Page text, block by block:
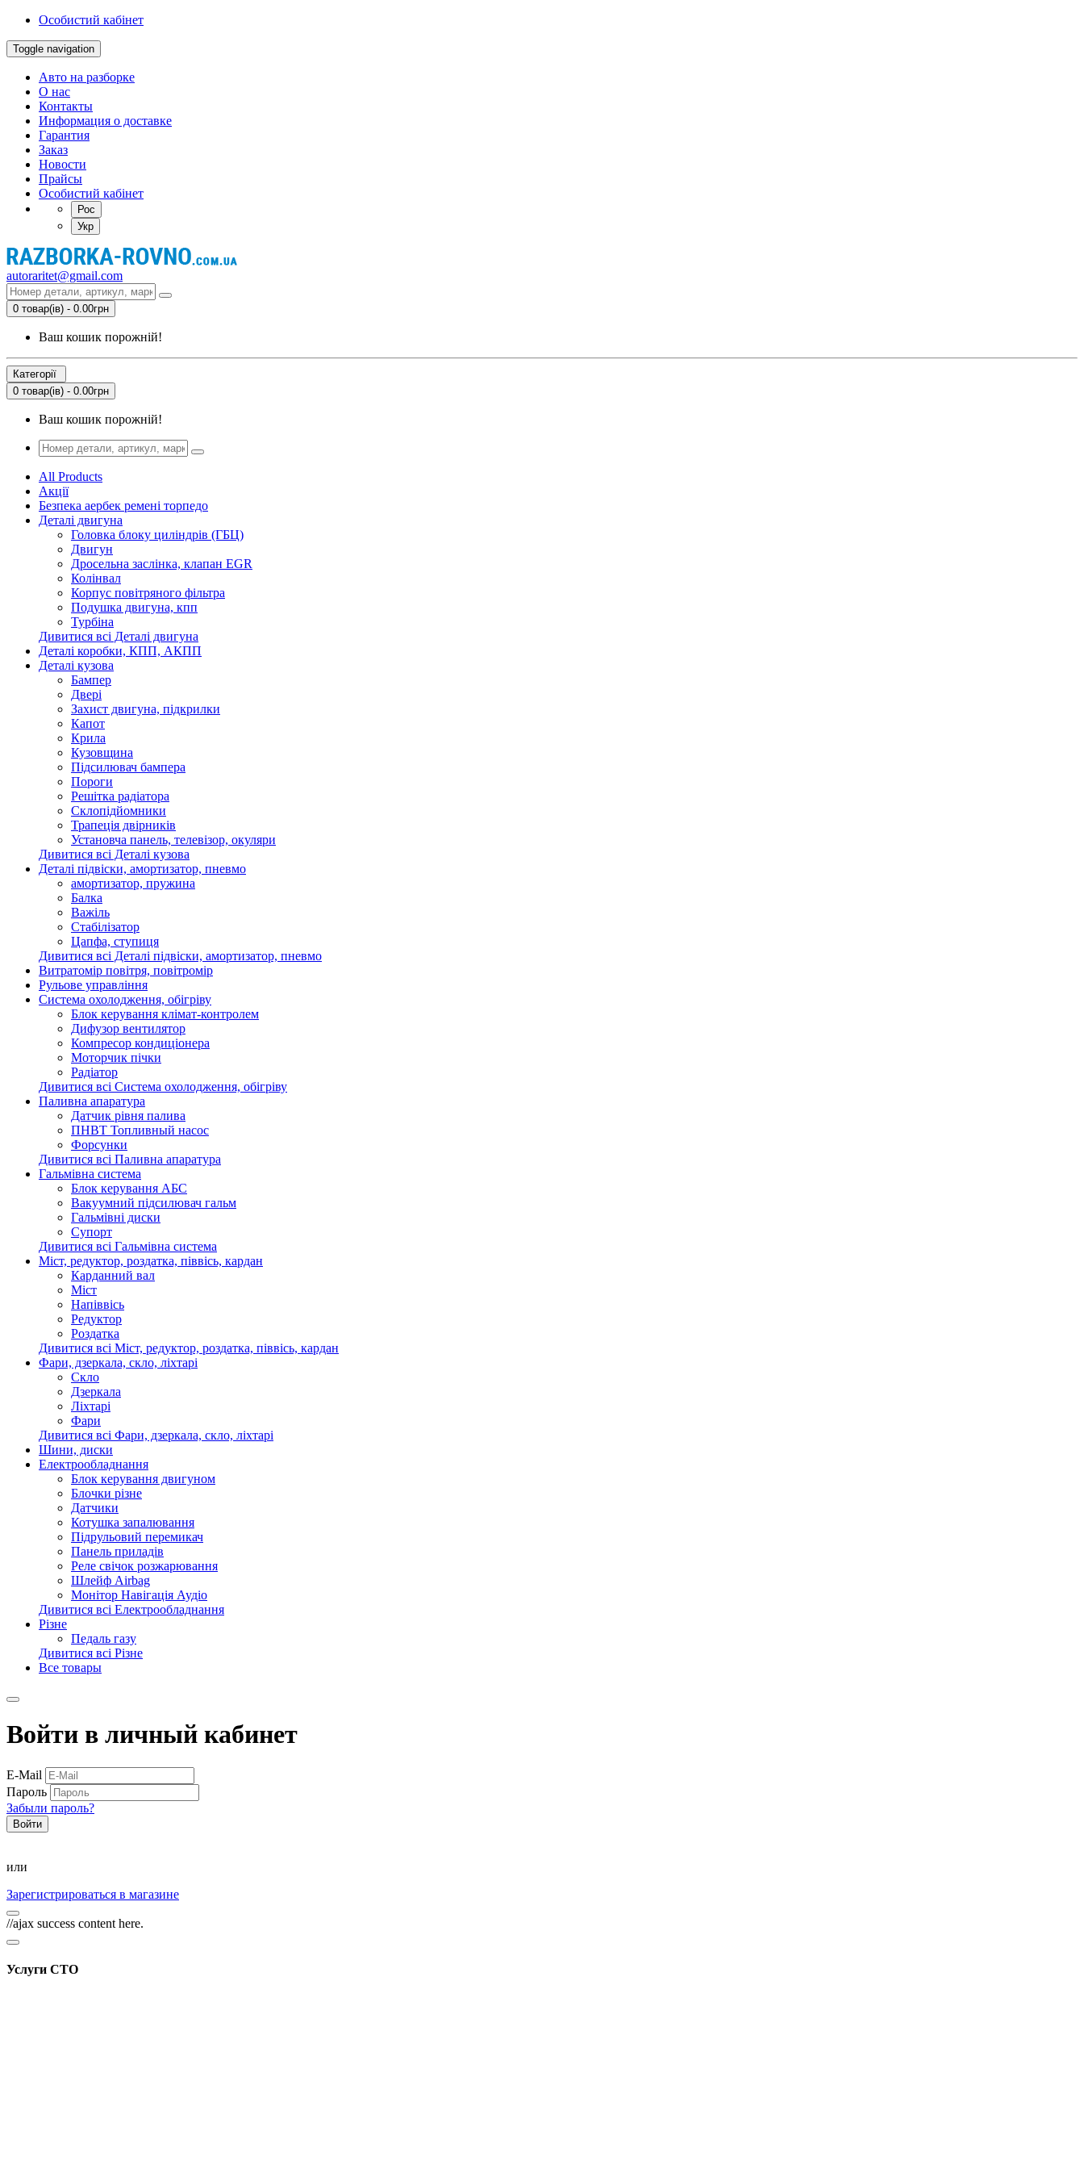
Особистий кабінет
Toggle navigation
Авто на разборке
О нас
Контакты
Информация о доставке
Гарантия
Заказ
Новости
Прайсы
Особистий кабінет
Рос
Укр
autoraritet@gmail.com
0 товар(ів) - 0.00грн
Ваш кошик порожній!
Категорії
0 товар(ів) - 0.00грн
Ваш кошик порожній!
All Products
Акції
Безпека аербек ремені торпедо
Деталі двигуна
Головка блоку циліндрів (ГБЦ)
Двигун
Дросельна заслінка, клапан EGR
Колінвал
Корпус повітряного фільтра
Подушка двигуна, кпп
Турбіна
Дивитися всі Деталі двигуна
Деталі коробки, КПП, АКПП
Деталі кузова
Бампер
Двері
Захист двигуна, підкрилки
Капот
Крила
Кузовщина
Підсилювач бампера
Пороги
Решітка радіатора
Склопідйомники
Трапеція двірників
Установча панель, телевізор, окуляри
Дивитися всі Деталі кузова
Деталі підвіски, амортизатор, пневмо
амортизатор, пружина
Балка
Важіль
Стабілізатор
Цапфа, ступиця
Дивитися всі Деталі підвіски, амортизатор, пневмо
Витратомір повітря, повітромір
Рульове управління
Система охолодження, обігріву
Блок керування клімат-контролем
Дифузор вентилятор
Компресор кондиціонера
Моторчик пічки
Радіатор
Дивитися всі Система охолодження, обігріву
Паливна апаратура
Датчик рівня палива
ПНВТ Топливный насос
Форсунки
Дивитися всі Паливна апаратура
Гальмівна система
Блок керування АБС
Вакуумний підсилювач гальм
Гальмівні диски
Супорт
Дивитися всі Гальмівна система
Міст, редуктор, роздатка, піввісь, кардан
Карданний вал
Міст
Напіввісь
Редуктор
Роздатка
Дивитися всі Міст, редуктор, роздатка, піввісь, кардан
Фари, дзеркала, скло, ліхтарі
Cкло
Дзеркала
Ліхтарі
Фари
Дивитися всі Фари, дзеркала, скло, ліхтарі
Шини, диски
Електрообладнання
Блок керування двигуном
Блочки різне
Датчики
Котушка запалювання
Підрульовий перемикач
Панель приладів
Реле свічок розжарювання
Шлейф Airbag
Монітор Навігація Аудіо
Дивитися всі Електрообладнання
Різне
Педаль газу
Дивитися всі Різне
Все товары
Войти в личный кабинет
E-Mail
Пароль
Забыли пароль?
или
Зарегистрироваться в магазине
//ajax success content here.
Услуги СТО